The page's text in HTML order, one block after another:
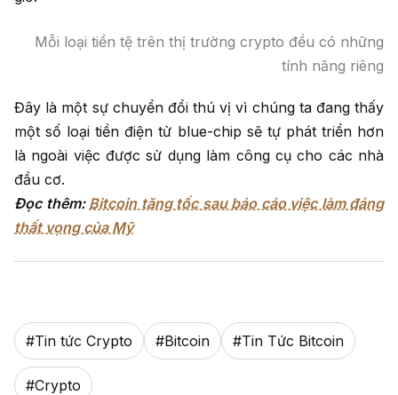
Mỗi loại tiền tệ trên thị trường crypto đều có những
tính năng riêng
Đây là một sự chuyển đổi thú vị vì chúng ta đang thấy
một số loại tiền điện tử blue-chip sẽ tự phát triển hơn
là ngoài việc được sử dụng làm công cụ cho các nhà
đầu cơ.
Đọc thêm: Bitcoin tăng tốc sau báo cáo việc làm đáng
thất vọng của Mỹ
#Tin tức Crypto #Bitcoin #Tin Tức Bitcoin
#Crypto